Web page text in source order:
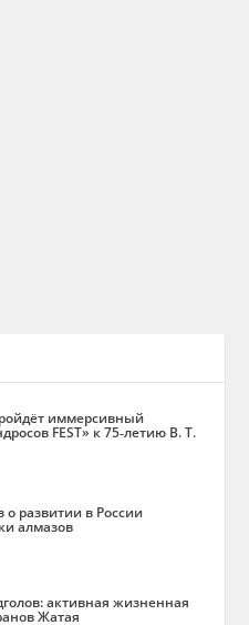
иммерсивный
FEST» к 75‑летию В. Т.
о развитии в России
алмазов
активная жизненная
Жатая